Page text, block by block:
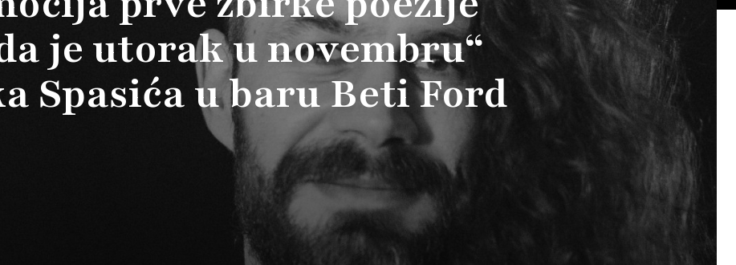
je utorak u novembru“
Spasića u baru Beti Ford